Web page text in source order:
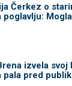
Čerkez o
poglavlju:
izvela
pala pred